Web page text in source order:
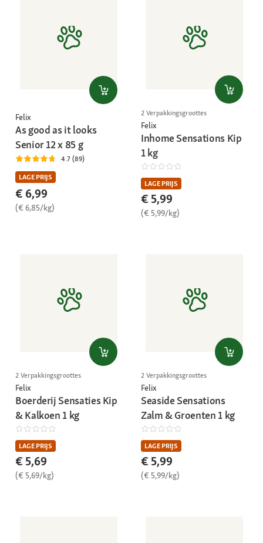
Felix
As good as it looks
Senior 12 x 85 g
4.7 (89)
LAGE PRIJS
€ 6,99
(€ 6,85/kg)
2 Verpakkingsgroottes
Felix
Inhome Sensations Kip
1 kg
LAGE PRIJS
€ 5,99
(€ 5,99/kg)
2 Verpakkingsgroottes
Felix
Boerderij Sensaties Kip
& Kalkoen 1 kg
LAGE PRIJS
€ 5,69
(€ 5,69/kg)
2 Verpakkingsgroottes
Felix
Seaside Sensations
Zalm & Groenten 1 kg
LAGE PRIJS
€ 5,99
(€ 5,99/kg)